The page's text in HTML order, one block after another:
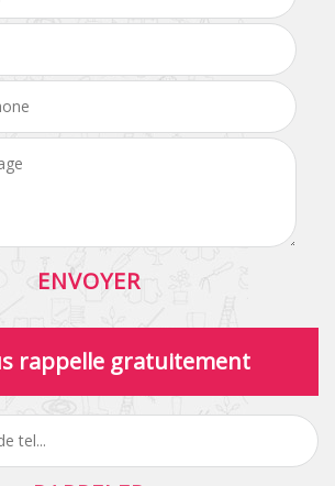
rappelle gratuitement